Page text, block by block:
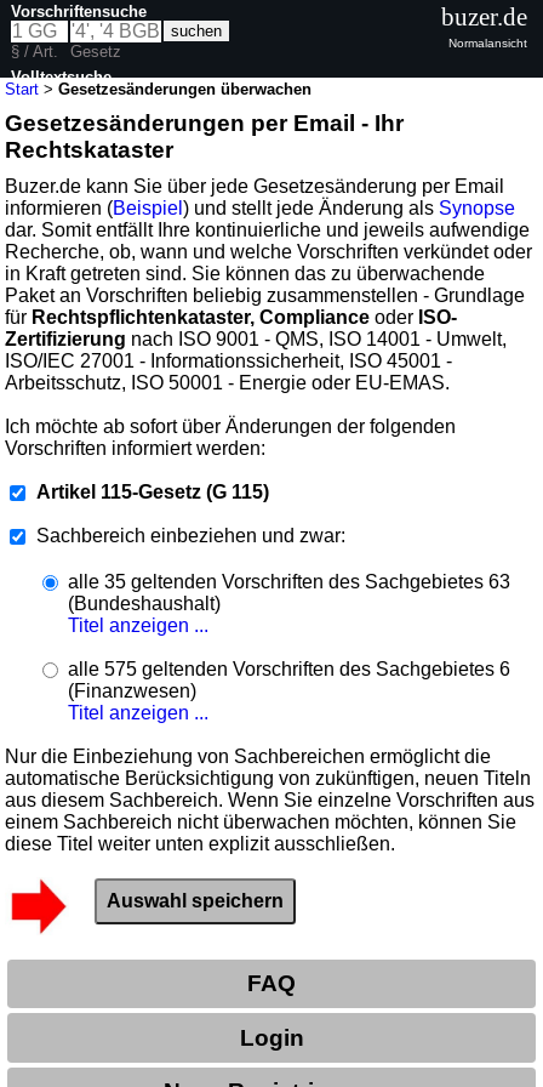
Start >Gesetzesänderungen überwachen
Gesetzesänderungen per Email - Ihr
Rechtskataster
Buzer.de kann Sie über jede Gesetzesänderung per Email
informieren (Beispiel) und stellt jede Änderung als Synopse
dar. Somit entfällt Ihre kontinuierliche und jeweils aufwendige
Recherche, ob, wann und welche Vorschriften verkündet oder
in Kraft getreten sind. Sie können das zu überwachende
Paket an Vorschriften beliebig zusammenstellen - Grundlage
für Rechtspflichtenkataster, Compliance oder ISO-
Zertifizierung nach ISO 9001 - QMS, ISO 14001 - Umwelt,
ISO/IEC 27001 - Informationssicherheit, ISO 45001 -
Arbeitsschutz, ISO 50001 - Energie oder EU-EMAS.
Ich möchte ab sofort über Änderungen der folgenden
Vorschriften informiert werden:
Artikel 115-Gesetz (G 115)
Sachbereich einbeziehen und zwar:
alle 35 geltenden Vorschriften des Sachgebietes 63
(Bundeshaushalt)
Titel anzeigen ...
alle 575 geltenden Vorschriften des Sachgebietes 6
(Finanzwesen)
Titel anzeigen ...
Nur die Einbeziehung von Sachbereichen ermöglicht die
automatische Berücksichtigung von zukünftigen, neuen Titeln
aus diesem Sachbereich. Wenn Sie einzelne Vorschriften aus
einem Sachbereich nicht überwachen möchten, können Sie
diese Titel weiter unten explizit ausschließen.
FAQ
Login
Vorschriftensuche
§ / Art.
Gesetz
Volltextsuche
buzer.de
Normalansicht